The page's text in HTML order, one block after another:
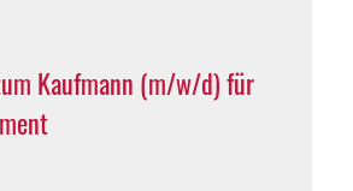
Kaufmann (m/w/d) für